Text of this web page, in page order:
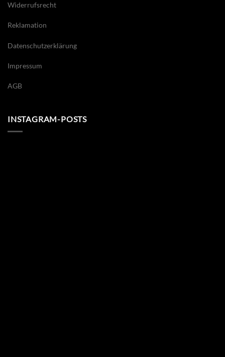
Widerrufsrecht
Reklamation
Datenschutzerklärung
Impressum
AGB
INSTAGRAM-POSTS